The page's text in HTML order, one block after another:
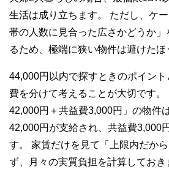
生活は成り立ちます。 ただし、ケ
帯の人数に見合った広さかどうか
るため、極端に狭い物件は避けたほ
44,000円以内で探すときのポイン
費を分けて考えることが大切です
42,000円＋共益費3,000円」の物件
42,000円が支給され、共益費3,000
す。 家賃だけを見て「上限内だか
ず、月々の実質負担を計算しておき